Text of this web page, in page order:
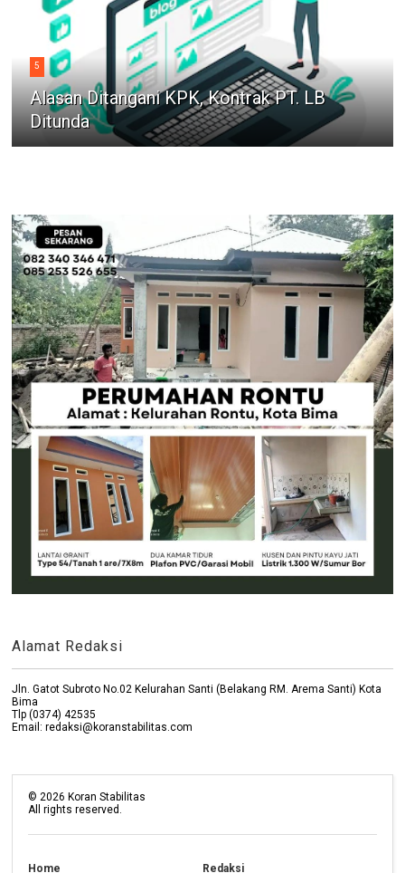
5
Alasan Ditangani KPK, Kontrak PT. LB
Ditunda
Alamat Redaksi
Jln. Gatot Subroto No.02 Kelurahan Santi (Belakang RM. Arema Santi) Kota
Bima
Tlp (0374) 42535
Email: redaksi@koranstabilitas.com
©2026 Koran Stabilitas
All rights reserved.
Home Redaksi